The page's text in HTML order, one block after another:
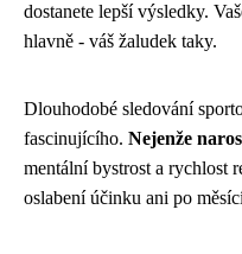
dostanete lepší výsledky.
hlavně - váš žaludek taky.
Dlouhodobé sledování
fascinujícího. Nejenže
mentální bystrost a rychlost
oslabení účinku ani po